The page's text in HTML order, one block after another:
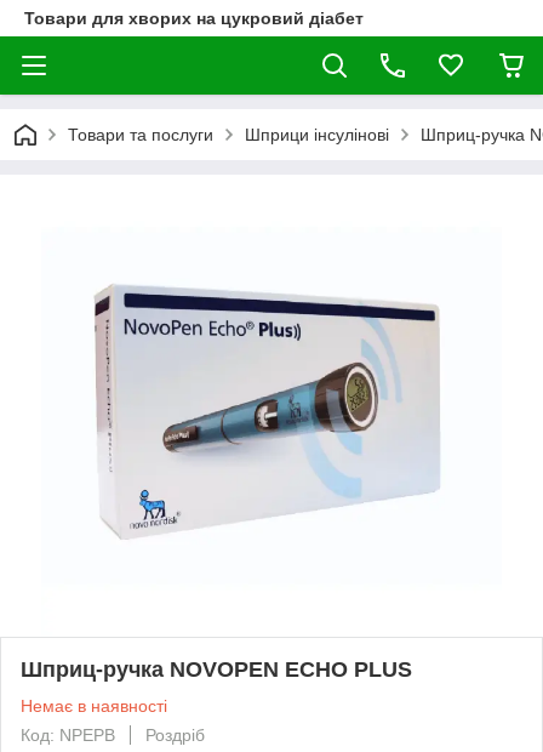
Товари для хворих на цукровий діабет
Товари та послуги Шприци інсулінові Шприц-ручка
Шприц-ручка NOVOPEN ECHO PLUS
Немає в наявності
Код: NPEPB
Роздріб